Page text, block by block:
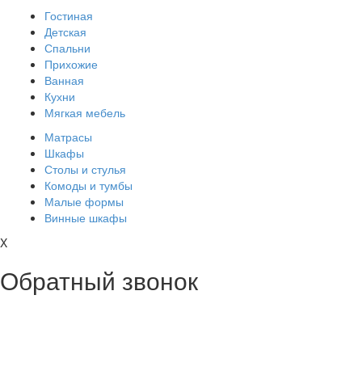
Гостиная
Детская
Спальни
Прихожие
Ванная
Кухни
Мягкая мебель
Матрасы
Шкафы
Столы и стулья
Комоды и тумбы
Малые формы
Винные шкафы
X
Обратный звонок